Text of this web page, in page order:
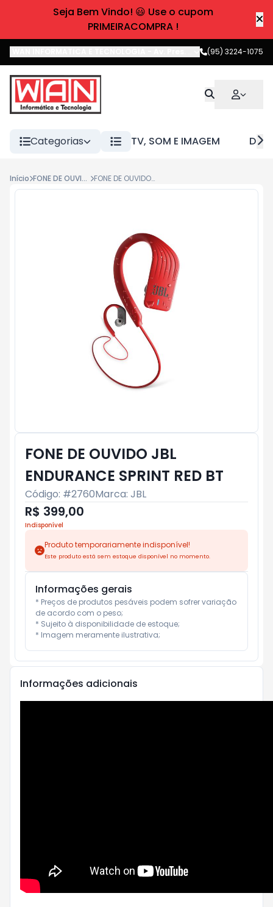
Seja Bem Vindo! 😃 Use o cupom
PRIMEIRACOMPRA !
Av. Pres. Castelo Branco,Boa
(95) 3224-1075
Categorias TV, SOM E IMAGEM
Início FONE DE OUVIDO FONE DE OUVIDO JBL ENDURANCE SPRINT RED BT
FONE DE OUVIDO JBL
ENDURANCE SPRINT RED BT
Código: #2760Marca: JBL
R$ 399,00
Indisponível
Produto temporariamente indisponível!
Este produto está sem estoque disponível no momento.
Informações gerais
* Preços de produtos pesáveis podem sofrer variação
de acordo com o peso;
* Sujeito à disponibilidade de estoque;
* Imagem meramente ilustrativa;
Informações adicionais